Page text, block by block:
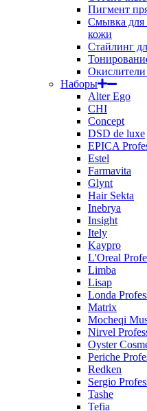
Пигмент
Смывка для
кожи
Стайлинг
Окислители
Наборы
Alter Ego
CHI
Concept
DSD de luxe
EPICA
Estel
Farmavita
Glynt
Hair Sekta
Inebrya
Insight
Itely
Kaypro
L'Oreal
Limba
Lisap
Londa
Matrix
Mocheqi
Nirvel
Oyster
Periche
Redken
Sergio
Tashe
Tefia